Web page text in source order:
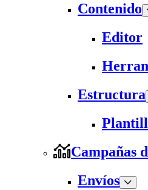
Contenido
Editor
Estructura
Campañas
Envíos